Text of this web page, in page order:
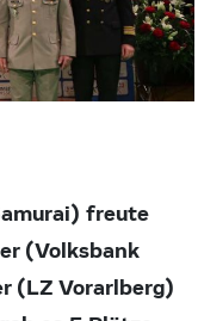
freute
(Volksbank
(LZ Vorarlberg)